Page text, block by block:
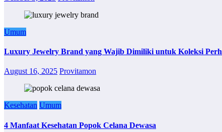
Umum
Luxury Jewelry Brand yang Wajib Dimiliki untuk Koleksi
August 16, 2025 Provitamon
Kesehatan Umum
4 Manfaat Kesehatan Popok Celana Dewasa